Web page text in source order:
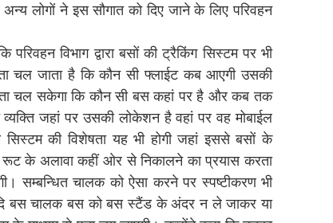
लोगों ने इस सौगात को दिए जाने के लिए परिवहन
विभाग द्वारा बसों की ट्रैकिंग सिस्टम पर भी
चल जाता है कि कौन सी फ्लाईट कब आएगी उसकी
चल सकेगा कि कौन सी बस कहां पर है और कब तक
जहां पर उसकी लोकेशन है वहां पर वह मोबाईल
की विशेषता यह भी होगी जहां इससे बसों के
के अलावा कहीं ओर से निकालने का प्रयास करता
सम्बन्धित चालक को ऐसा करने पर स्पष्टीकरण भी
बस चालक बस को बस स्टैंड के अंदर न ले जाकर या